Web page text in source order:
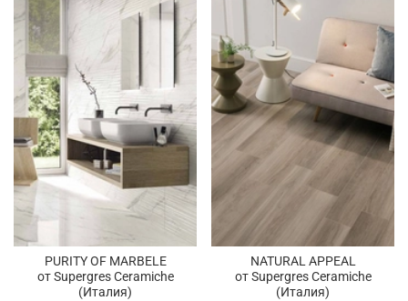
PURITY OF MARBELE
от Supergres Ceramiche
(Италия)
NATURAL APPEAL
от Supergres Ceramiche
(Италия)